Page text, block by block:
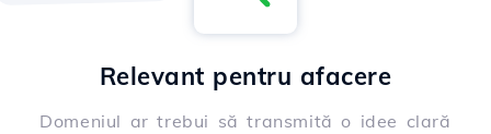
Relevant pentru afacere
Domeniul ar trebui să transmită o idee clară